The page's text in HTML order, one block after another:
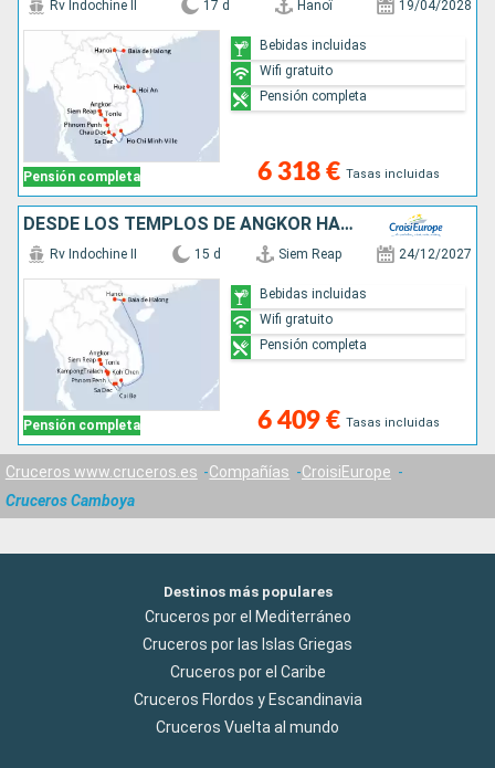
Pensión completa
Rv Indochine II 17 d Hanoï 19/04/2028
6 318 € Tasas incluidas
Bebidas incluidas
Wifi gratuito
Pensión completa
DESDE LOS TEMPLOS DE ANGKOR HASTA EL DELTA DEL MEKONG, VIVA UNAS FIESTAS DE FIN DE AÑO ÚNICAS Y EXOTICAS - & HANOI Y LA BAHÍA DE ALONG (FORMULA PUERTO/PUERTO)
Pensión completa
Rv Indochine II 15 d Siem Reap 24/12/2027
6 409 € Tasas incluidas
Bebidas incluidas
Wifi gratuito
Pensión completa
Cruceros www.cruceros.es Compañías
CroisiEurope
Cruceros Camboya
Destinos más populares
Cruceros por el Mediterráneo
Cruceros por las Islas Griegas
Cruceros por el Caribe
Cruceros Flordos y Escandinavia
Cruceros Vuelta al mundo